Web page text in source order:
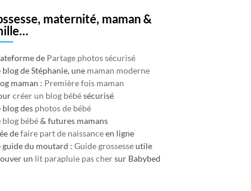
maternité, maman &
de Partage photos sécurisé
de Stéphanie, une maman moderne
maman : Première fois maman
créer un blog bébésécurisé
blog des photos de bébé
blog bébé& futures mamans
defaire part de naissanceen ligne
guide du moutard : Guide grossesseutile
un lit parapluie pas chersur Babybed